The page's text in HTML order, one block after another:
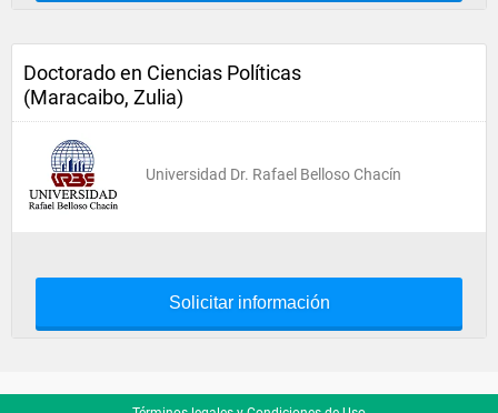
Doctorado en Ciencias Políticas
(Maracaibo, Zulia)
Universidad Dr. Rafael Belloso Chacín
Solicitar información